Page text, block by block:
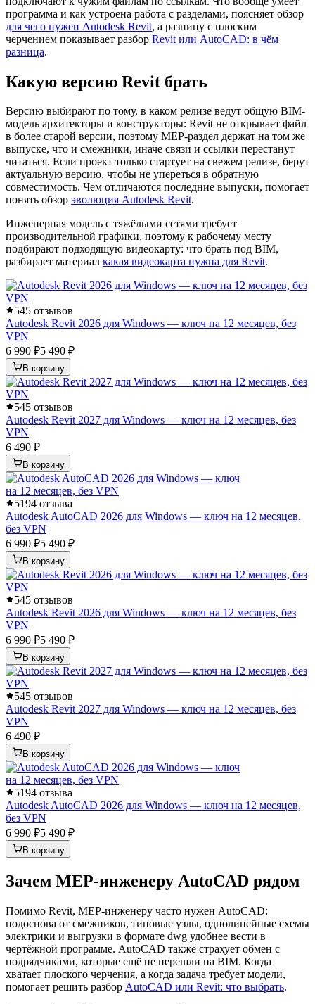
программа и как устроена работа с разделами, поясняет обзор
для чего нужен Autodesk Revit, а разницу с плоским
черчением показывает разбор Revit или AutoCAD: в чём
разница.
Какую версию Revit брать
Версию выбирают по тому, в каком релизе ведут общую BIM-
модель архитекторы и конструкторы: Revit не открывает файл
в более старой версии, поэтому MEP-раздел держат на том же
выпуске, что и смежники, иначе связи и ссылки перестанут
читаться. Если проект только стартует на свежем релизе, берут
актуальную версию, чтобы не упереться в обратную
совместимость. Чем отличаются последние выпуски, помогает
понять обзор эволюция Autodesk Revit.
Инженерная модель с тяжёлыми сетями требует
производительной графики, поэтому к рабочему месту
подбирают подходящую видеокарту: что брать под BIM,
разбирает материал какая видеокарта нужна для Revit.
545 отзывов
Autodesk Revit 2026 для Windows — ключ на 12 месяцев, без
VPN
6 990 ₽5 490 ₽
В корзину
545 отзывов
Autodesk Revit 2027 для Windows — ключ на 12 месяцев, без
VPN
6 490 ₽
В корзину
5194 отзыва
Autodesk AutoCAD 2026 для Windows — ключ на 12 месяцев,
без VPN
6 990 ₽5 490 ₽
В корзину
545 отзывов
Autodesk Revit 2026 для Windows — ключ на 12 месяцев, без
VPN
6 990 ₽5 490 ₽
В корзину
545 отзывов
Autodesk Revit 2027 для Windows — ключ на 12 месяцев, без
VPN
6 490 ₽
В корзину
5194 отзыва
Autodesk AutoCAD 2026 для Windows — ключ на 12 месяцев,
без VPN
6 990 ₽5 490 ₽
В корзину
Зачем MEP-инженеру AutoCAD рядом
Помимо Revit, MEP-инженеру часто нужен AutoCAD:
подоснова от смежников, типовые узлы, однолинейные схемы
электрики и выгрузки в формате dwg удобнее вести в
чертёжной программе. AutoCAD также страхует обмен с
подрядчиками, которые ещё не перешли на BIM. Когда
хватает плоского черчения, а когда задача требует модели,
помогает решить разбор AutoCAD или Revit: что выбрать.